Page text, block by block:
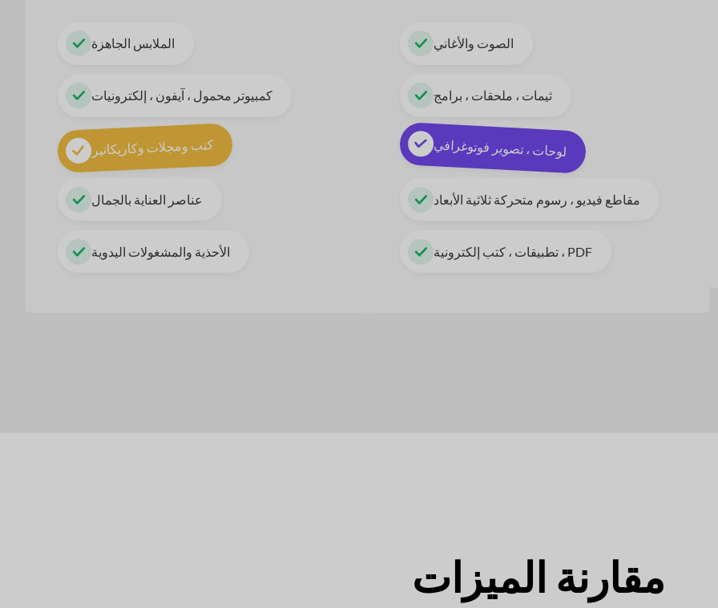
الملابس الجاهزة
كمبيوتر محمول ، آيفون ، إلكترونيات
كتب ومجلات وكاريكاتير
عناصر العناية بالجمال
الأحذية والمشغولات اليدوية
الصوت والأغاني
ثيمات ، ملحقات ، برامج
لوحات ، تصوير فوتوغرافي
مقاطع فيديو ، رسوم متحركة ثلاثية الأبعاد
تطبيقات ، كتب إلكترونية ، PDF
مقارنة الميزات